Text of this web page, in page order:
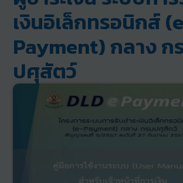
เงินอิเล็กทรอนิกส์
Payment) กลาง ก
ปศุสัตว์